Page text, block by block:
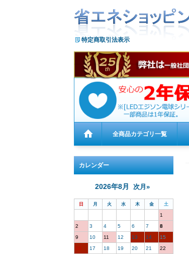
特定商取引法表示
全商品カテゴリ一覧
カレンダー
2026年8月 次月»
日 月 火 水 木 金 土
1
2
3 4 5 6 7
8
9
10 11 12 13 14
15
16
17 18 19 20 21
22